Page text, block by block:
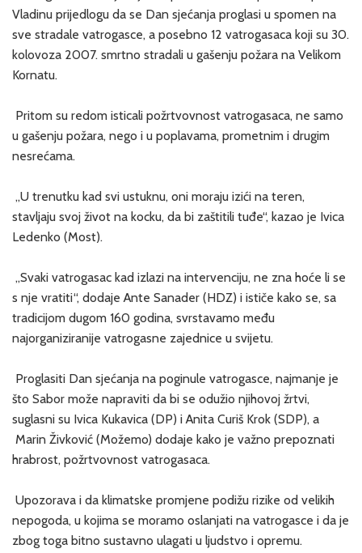
Vladinu prijedlogu da se Dan sjećanja proglasi u spomen na
sve stradale vatrogasce, a posebno 12 vatrogasaca koji su 30.
kolovoza 2007. smrtno stradali u gašenju požara na Velikom
Kornatu.
Pritom su redom isticali požrtvovnost vatrogasaca, ne samo
u gašenju požara, nego i u poplavama, prometnim i drugim
nesrećama.
„U trenutku kad svi ustuknu, oni moraju izići na teren,
stavljaju svoj život na kocku, da bi zaštitili tuđe“, kazao je Ivica
Ledenko (Most).
„Svaki vatrogasac kad izlazi na intervenciju, ne zna hoće li se
s nje vratiti“, dodaje Ante Sanader (HDZ) i ističe kako se, sa
tradicijom dugom 160 godina, svrstavamo među
najorganiziranije vatrogasne zajednice u svijetu.
Proglasiti Dan sjećanja na poginule vatrogasce, najmanje je
što Sabor može napraviti da bi se odužio njihovoj žrtvi,
suglasni su Ivica Kukavica (DP) i Anita Curiš Krok (SDP), a
Marin Živković (Možemo) dodaje kako je važno prepoznati
hrabrost, požrtvovnost vatrogasaca.
Upozorava i da klimatske promjene podižu rizike od velikih
nepogoda, u kojima se moramo oslanjati na vatrogasce i da je
zbog toga bitno sustavno ulagati u ljudstvo i opremu.